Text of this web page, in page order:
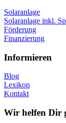
Solaranlage
Solaranlage inkl.
Förderung
Finanzierung
Informieren
Blog
Lexikon
Kontakt
Wir helfen Dir